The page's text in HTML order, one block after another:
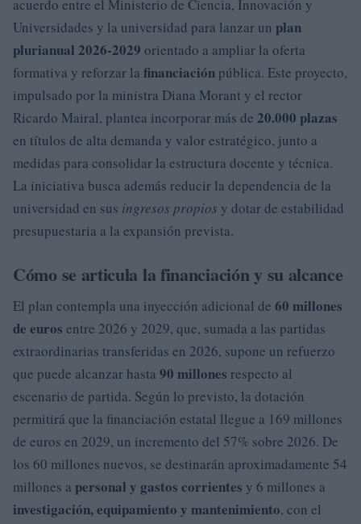
acuerdo entre el Ministerio de Ciencia, Innovación y
Universidades y la universidad para lanzar un plan
plurianual 2026-2029 orientado a ampliar la oferta
formativa y reforzar la financiación pública. Este proyecto,
impulsado por la ministra Diana Morant y el rector
Ricardo Mairal, plantea incorporar más de 20.000 plazas
en títulos de alta demanda y valor estratégico, junto a
medidas para consolidar la estructura docente y técnica.
La iniciativa busca además reducir la dependencia de la
universidad en sus ingresos propios y dotar de estabilidad
presupuestaria a la expansión prevista.
Cómo se articula la financiación y su alcance
El plan contempla una inyección adicional de 60 millones
de euros entre 2026 y 2029, que, sumada a las partidas
extraordinarias transferidas en 2026, supone un refuerzo
que puede alcanzar hasta 90 millones respecto al
escenario de partida. Según lo previsto, la dotación
permitirá que la financiación estatal llegue a 169 millones
de euros en 2029, un incremento del 57% sobre 2026. De
los 60 millones nuevos, se destinarán aproximadamente 54
millones a personal y gastos corrientes y 6 millones a
investigación, equipamiento y mantenimiento, con el